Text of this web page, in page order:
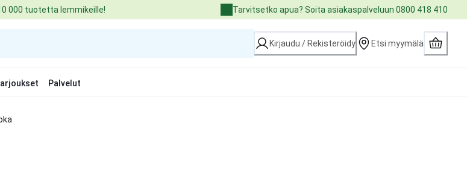
000 tuotetta lemmikeille! Tarvitsetko apua? Soita asiakaspalveluun 0800 418 410
Kirjaudu / Rekisteröidy Etsi myymälä
Palvelut